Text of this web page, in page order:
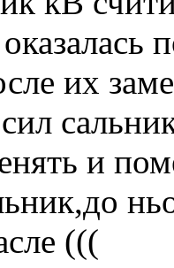
их
и
(((